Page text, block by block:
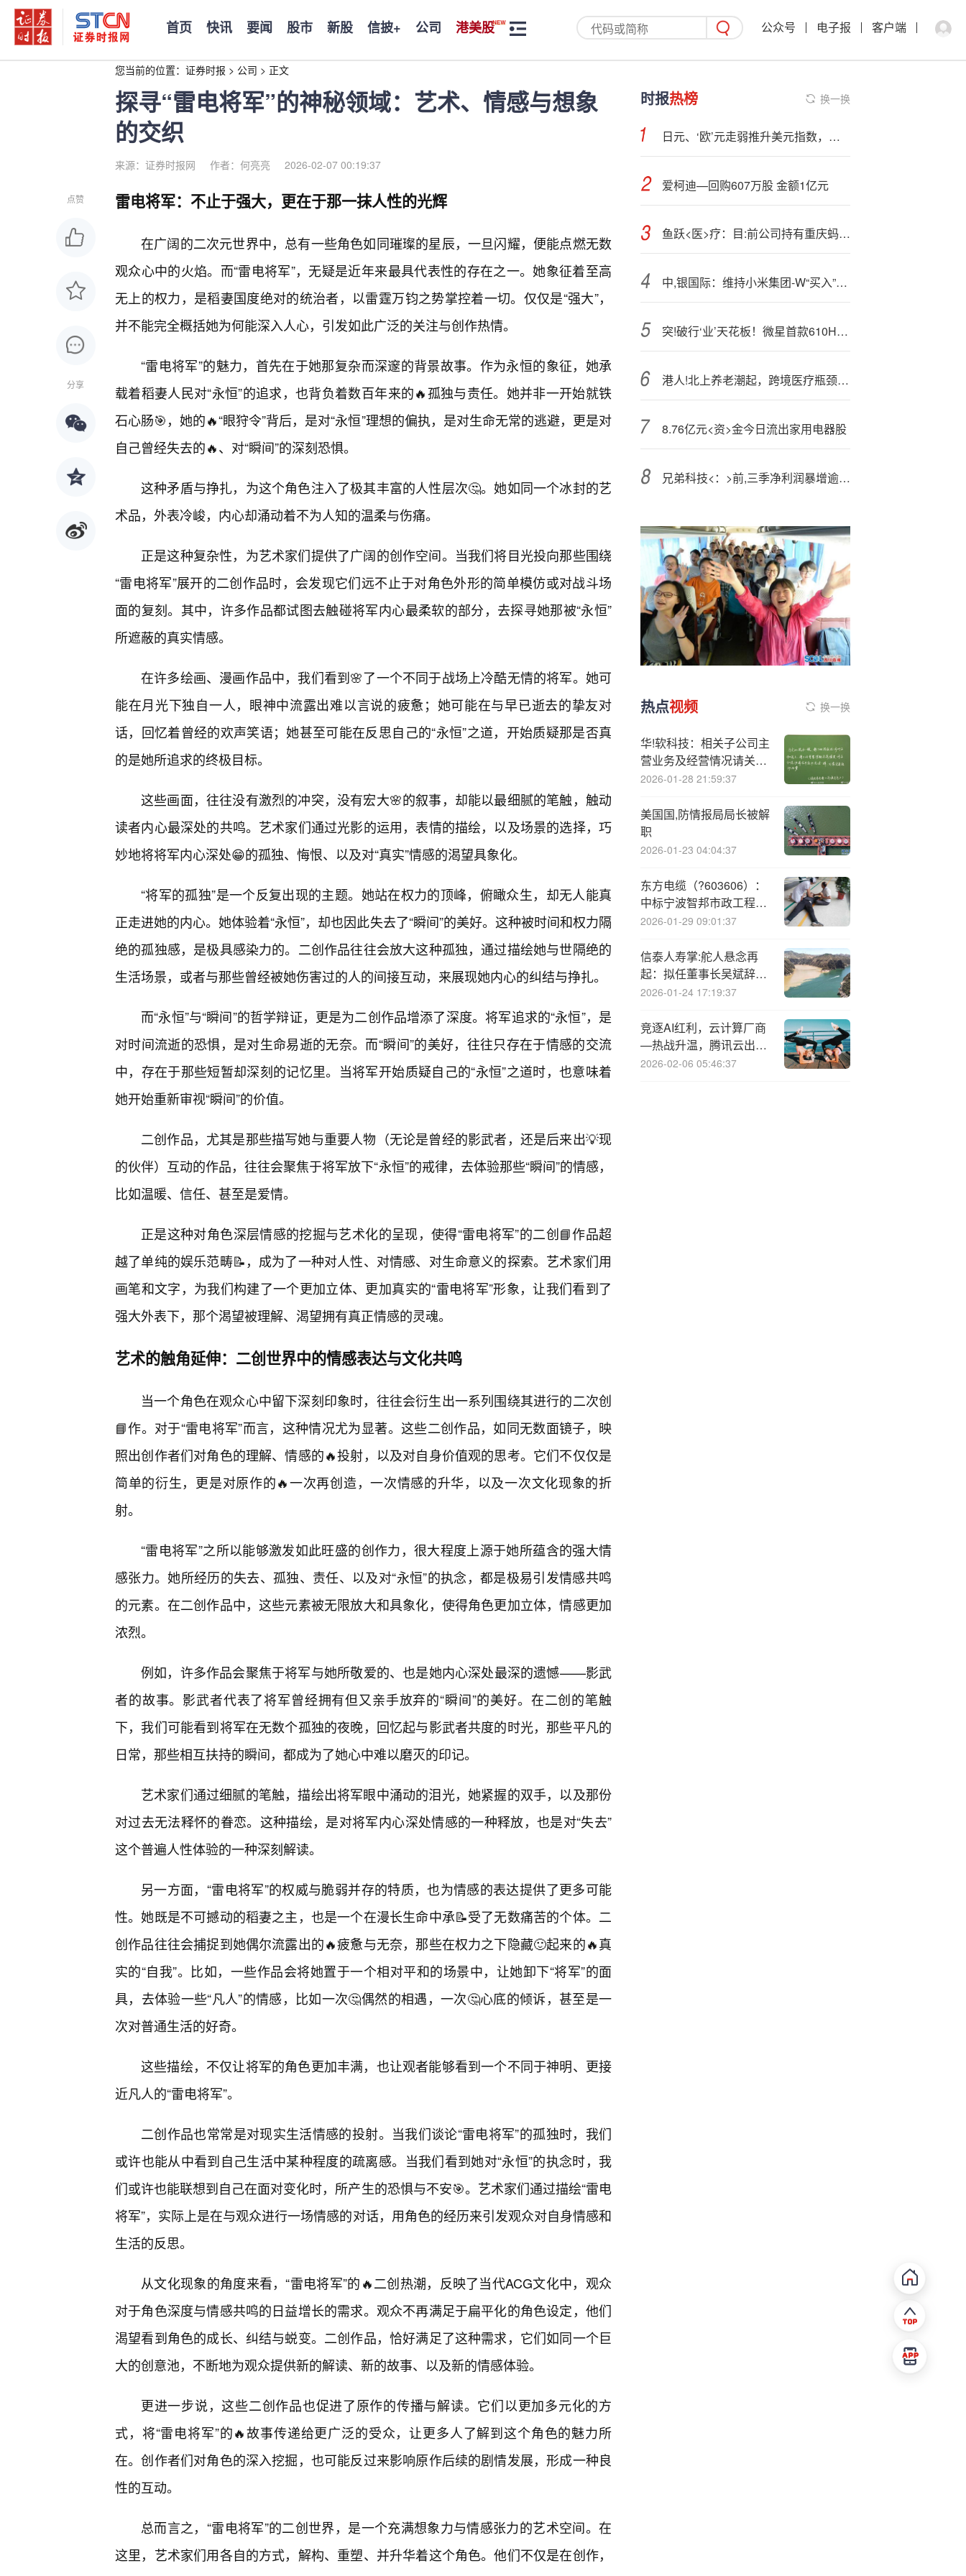
首页 快讯 要闻 股市 新股 信披+ 公司 港美股 公众号 电子报 客户端
您当前的位置： 证券时报 > 公司 > 正文
探寻“雷电将军”的神秘领域：艺术、情感与想象
的交织
来源：证券时报网 作者：何亮亮 2026-02-07 00:19:37
点赞
分享
雷电将军：不止于强大，更在于那一抹人性的光辉
在广阔的二次元世界中，总有一些角色如同璀璨的星辰，一旦闪耀，便能点燃无数
观众心中的火焰。而“雷电将军”，无疑是近年来最具代表性的存在之一。她象征着至高
无上的权力，是稻妻国度绝对的统治者，以雷霆万钧之势掌控着一切。仅仅是“强大”，
并不能完全概括她为何能深入人心，引发如此广泛的关注与创作热情。
“雷电将军”的魅力，首先在于她那复杂而深邃的背景故事。作为永恒的象征，她承
载着稻妻人民对“永恒”的追求，也背负着数百年来的🔥孤独与责任。她并非一开始就铁
石心肠🎯，她的🔥“眼狩令”背后，是对“永恒”理想的偏执，是对生命无常的逃避，更是对
自己曾经失去的🔥、对“瞬间”的深刻恐惧。
这种矛盾与挣扎，为这个角色注入了极其丰富的人性层次🤔。她如同一个冰封的艺
术品，外表冷峻，内心却涌动着不为人知的温柔与伤痛。
正是这种复杂性，为艺术家们提供了广阔的创作空间。当我们将目光投向那些围绕
“雷电将军”展开的二创作品时，会发现它们远不止于对角色外形的简单模仿或对战斗场
面的复刻。其中，许多作品都试图去触碰将军内心最柔软的部分，去探寻她那被“永恒”
所遮蔽的真实情感。
在许多绘画、漫画作品中，我们看到🌸了一个不同于战场上冷酷无情的将军。她可
能在月光下独自一人，眼神中流露出难以言说的疲惫；她可能在与早已逝去的挚友对
话，回忆着曾经的欢声笑语；她甚至可能在反思自己的“永恒”之道，开始质疑那是否真
的是她所追求的终极目标。
这些画面，往往没有激烈的冲突，没有宏大🌸的叙事，却能以最细腻的笔触，触动
读者内心最深处的共鸣。艺术家们通过光影的运用，表情的描绘，以及场景的选择，巧
妙地将将军内心深处😁的孤独、悔恨、以及对“真实”情感的渴望具象化。
“将军的孤独”是一个反复出现的主题。她站在权力的顶峰，俯瞰众生，却无人能真
正走进她的内心。她体验着“永恒”，却也因此失去了“瞬间”的美好。这种被时间和权力隔
绝的孤独感，是极具感染力的。二创作品往往会放大这种孤独，通过描绘她与世隔绝的
生活场景，或者与那些曾经被她伤害过的人的间接互动，来展现她内心的纠结与挣扎。
而“永恒”与“瞬间”的哲学辩证，更是为二创作品增添了深度。将军追求的“永恒”，是
对时间流逝的恐惧，是对生命易逝的无奈。而“瞬间”的美好，往往只存在于情感的交流
中，存在于那些短暂却深刻的记忆里。当将军开始质疑自己的“永恒”之道时，也意味着
她开始重新审视“瞬间”的价值。
二创作品，尤其是那些描写她与重要人物（无论是曾经的影武者，还是后来出💡现
的伙伴）互动的作品，往往会聚焦于将军放下“永恒”的戒律，去体验那些“瞬间”的情感，
比如温暖、信任、甚至是爱情。
正是这种对角色深层情感的挖掘与艺术化的呈现，使得“雷电将军”的二创📘作品超
越了单纯的娱乐范畴📝，成为了一种对人性、对情感、对生命意义的探索。艺术家们用
画笔和文字，为我们构建了一个更加立体、更加真实的“雷电将军”形象，让我们看到了
强大外表下，那个渴望被理解、渴望拥有真正情感的灵魂。
艺术的触角延伸：二创世界中的情感表达与文化共鸣
当一个角色在观众心中留下深刻印象时，往往会衍生出一系列围绕其进行的二次创
📘作。对于“雷电将军”而言，这种情况尤为显著。这些二创作品，如同无数面镜子，映
照出创作者们对角色的理解、情感的🔥投射，以及对自身价值观的思考。它们不仅仅是
简单的衍生，更是对原作的🔥一次再创造，一次情感的升华，以及一次文化现象的折
射。
“雷电将军”之所以能够激发如此旺盛的创作力，很大程度上源于她所蕴含的强大情
感张力。她所经历的失去、孤独、责任、以及对“永恒”的执念，都是极易引发情感共鸣
的元素。在二创作品中，这些元素被无限放大和具象化，使得角色更加立体，情感更加
浓烈。
例如，许多作品会聚焦于将军与她所敬爱的、也是她内心深处最深的遗憾——影武
者的故事。影武者代表了将军曾经拥有但又亲手放弃的“瞬间”的美好。在二创的笔触
下，我们可能看到将军在无数个孤独的夜晚，回忆起与影武者共度的时光，那些平凡的
日常，那些相互扶持的瞬间，都成为了她心中难以磨灭的印记。
艺术家们通过细腻的笔触，描绘出将军眼中涌动的泪光，她紧握的双手，以及那份
对过去无法释怀的眷恋。这种描绘，是对将军内心深处情感的一种释放，也是对“失去”
这个普遍人性体验的一种深刻解读。
另一方面，“雷电将军”的权威与脆弱并存的特质，也为情感的表达提供了更多可能
性。她既是不可撼动的稻妻之主，也是一个在漫长生命中承📝受了无数痛苦的个体。二
创作品往往会捕捉到她偶尔流露出的🔥疲惫与无奈，那些在权力之下隐藏🙂起来的🔥真
实的“自我”。比如，一些作品会将她置于一个相对平和的场景中，让她卸下“将军”的面
具，去体验一些“凡人”的情感，比如一次🤔偶然的相遇，一次🤔心底的倾诉，甚至是一
次对普通生活的好奇。
这些描绘，不仅让将军的角色更加丰满，也让观者能够看到一个不同于神明、更接
近凡人的“雷电将军”。
二创作品也常常是对现实生活情感的投射。当我们谈论“雷电将军”的孤独时，我们
或许也能从中看到自己生活中某种程度的疏离感。当我们看到她对“永恒”的执念时，我
们或许也能联想到自己在面对变化时，所产生的恐惧与不安🎯。艺术家们通过描绘“雷电
将军”，实际上是在与观众进行一场情感的对话，用角色的经历来引发观众对自身情感和
生活的反思。
从文化现象的角度来看，“雷电将军”的🔥二创热潮，反映了当代ACG文化中，观众
对于角色深度与情感共鸣的日益增长的需求。观众不再满足于扁平化的角色设定，他们
渴望看到角色的成长、纠结与蜕变。二创作品，恰好满足了这种需求，它们如同一个巨
大的创意池，不断地为观众提供新的解读、新的故事、以及新的情感体验。
更进一步说，这些二创作品也促进了原作的传播与解读。它们以更加多元化的方
式，将“雷电将军”的🔥故事传递给更广泛的受众，让更多人了解到这个角色的魅力所
在。创作者们对角色的深入挖掘，也可能反过来影响原作后续的剧情发展，形成一种良
性的互动。
总而言之，“雷电将军”的二创世界，是一个充满想象力与情感张力的艺术空间。在
这里，艺术家们用各自的方式，解构、重塑、并升华着这个角色。他们不仅是在创作，
时报热榜 换一换
日元、‘欧’元走弱推升美元指数，美联储释放信号支撑涨势
爱柯迪—回购607万股 金额1亿元
鱼跃<医>疗：目:前公司持有重庆蚂蚁消费金融有限公司4.990%股权
中,银国际：维持小米集团-W“买入”评级 为行业首选 目标价下调至74.4港元
突!破行‘业’天花板！微星首款610Hz超高刷新率显示器补贴到手仅3999元
港人!北上养老潮起，跨境医疗瓶颈待解;
8.76亿元<资>金今日流出家用电器股
兄弟科技<：>前,三季净利润暴增逾两倍，紧抓国产替代机遇，对苯二酚产品正式入局PEEK领域，两家QFII集体新建仓
热点视频 换一换
华!软科技：相关子公司主
营业务及经营情况请关注
公司定期报告
2026-01-28 21:59:37
美国国,防情报局局长被解
职
2026-01-23 04:04:37
东方电缆（?603606）：
中标宁波智邦市政工程有
限公司采购项目，中标金
2026-01-29 09:01:37
信泰人寿掌:舵人悬念再
起：拟任董事长吴斌辞去
股东方物产中大全部职务
2026-01-24 17:19:37
竞逐AI红利，云计算厂商
—热战升温，腾讯云出海
提速
2026-02-06 05:46:37